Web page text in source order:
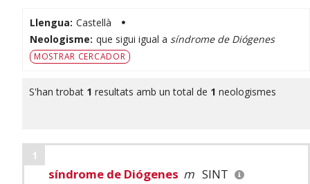
Llengua: Castellà
Neologisme: que sigui igual a síndrome de Diógenes
MOSTRAR CERCADOR
S'han trobat 1 resultats amb un total de 1 neologismes
1
síndrome de Diógenes m SINT